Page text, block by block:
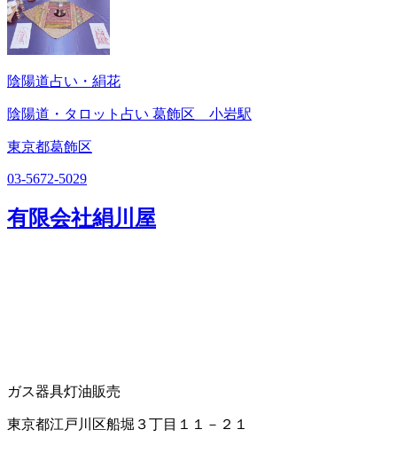
陰陽道占い・絹花
陰陽道・タロット占い 葛飾区 小岩駅
東京都葛飾区
03-5672-5029
有限会社絹川屋
ガス器具灯油販売
東京都江戸川区船堀３丁目１１－２１